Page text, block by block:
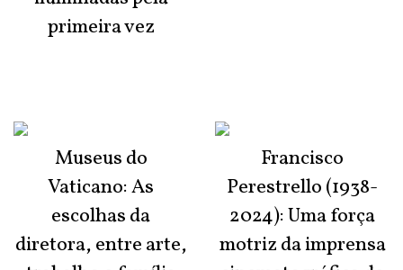
primeira vez
Museus do
Vaticano: As
escolhas da
diretora, entre arte,
Francisco
Perestrello (1938-
2024): Uma força
motriz da imprensa